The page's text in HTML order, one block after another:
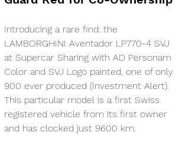
Introducing a rare find: the
LAMBORGHINI Aventador LP770-4 SVJ
at Supercar Sharing with AD Personam
Color and SVJ Logo painted, one of only
900 ever produced (Investment Alert).
This particular model is a first Swiss
registered vehicle from its first owner
and has clocked just 9600 km.